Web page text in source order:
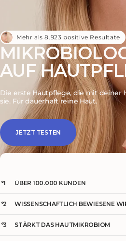
AUF
Die erste Hautpflege, die mit deiner
sie. Für dauerhaft reine Haut.
JETZT TESTEN
Mehr als 8.923 positive Resultate
°1 ÜBER 100.000 KUNDEN
°2 WISSENSCHAFTLICH BEWIESENE
°3 STÄRKT DAS HAUTMIKROBIOM